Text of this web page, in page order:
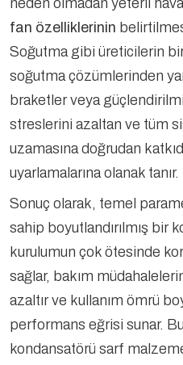
neden olmadan yeterli hava
fan özelliklerinin
Soğutma gibi üreticilerin
soğutma çözümlerinden
braketler veya
streslerini azaltan ve tüm
uzamasına doğrudan
uyarlamalarına olanak tanır.
Sonuç olarak, temel
sahip boyutlandırılmış bir
kurulumun çok ötesinde
sağlar, bakım
azaltır ve kullanım ömrü
performans eğrisi sunar.
kondansatörü sarf